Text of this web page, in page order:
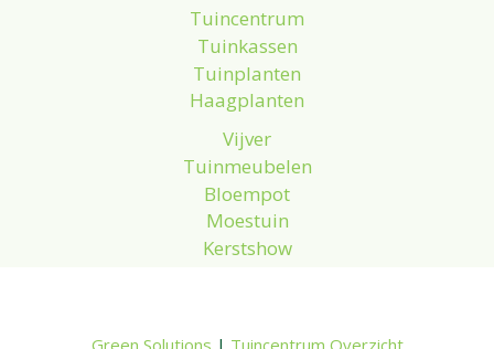
Tuincentrum
Tuinkassen
Tuinplanten
Haagplanten
Vijver
Tuinmeubelen
Bloempot
Moestuin
Kerstshow
Green Solutions | Tuincentrum Overzicht